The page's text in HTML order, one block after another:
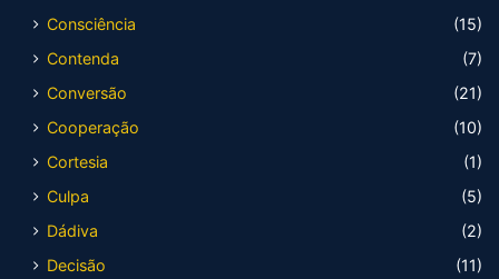
Consciência
(15)
Contenda
(7)
Conversão
(21)
Cooperação
(10)
Cortesia
(1)
Culpa
(5)
Dádiva
(2)
Decisão
(11)